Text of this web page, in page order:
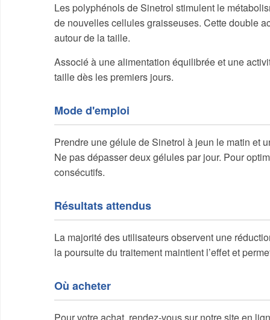
Les polyphénols de Sinetrol stimulent le
de nouvelles cellules graisseuses. Cette double
autour de la taille.
Associé à une alimentation équilibrée et une
taille dès les premiers jours.
Mode d'emploi
Prendre une gélule de Sinetrol à jeun le matin et
Ne pas dépasser deux gélules par jour. Pour
consécutifs.
Résultats attendus
La majorité des utilisateurs observent une
la poursuite du traitement maintient l’effet et
Où acheter